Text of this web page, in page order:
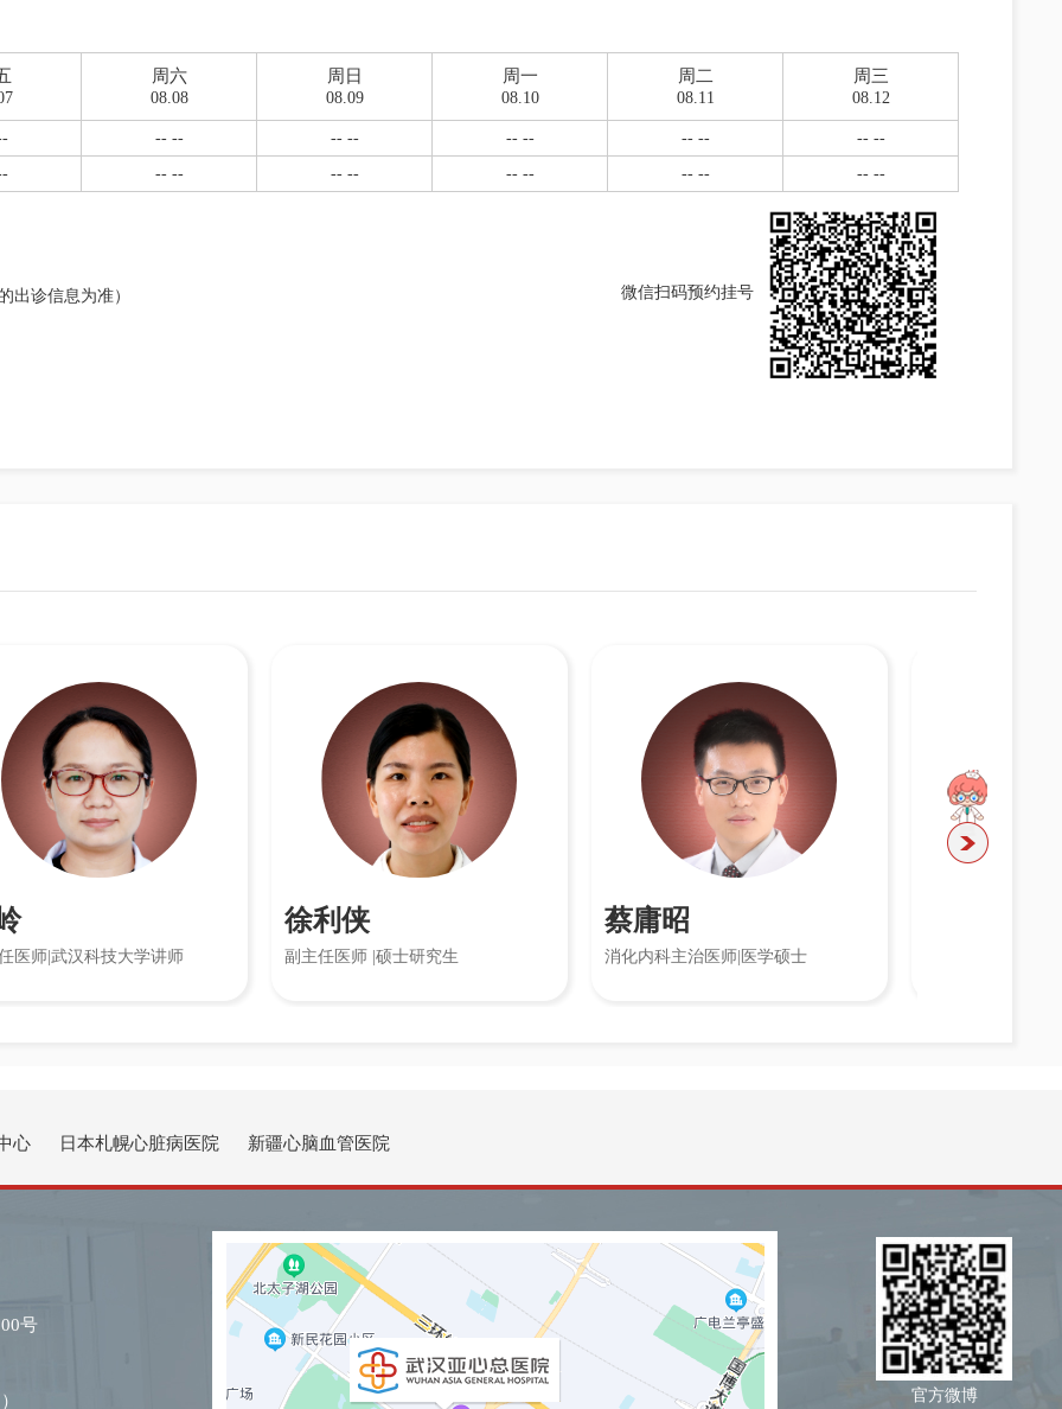
周六
08.08
周日
08.09
周一
08.10
周二
08.11
周三
08.12
-- -- -- -- -- -- -- --
-- --
-- -- -- -- -- -- -- -- -- --
出诊信息为准） 微信扫码预约挂号
科技大学讲师
徐利侠
副主任医师 |硕士研究生
蔡庸昭
消化内科主治医师|医学硕士
心 日本札幌心脏病医院 新疆心脑血管医院
号
官方微博